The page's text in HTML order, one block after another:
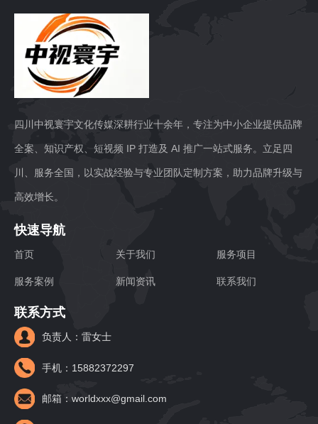
四川中视寰宇文化传媒深耕行业十余年，专注为中小企业提供品牌
全案、知识产权、短视频 IP 打造及 AI 推广一站式服务。立足四
川、服务全国，以实战经验与专业团队定制方案，助力品牌升级与
高效增长。
快速导航
首页 关于我们 服务项目
服务案例 新闻资讯 联系我们
联系方式
负责人：雷女士
手机：15882372297
邮箱：worldxxx@gmail.com